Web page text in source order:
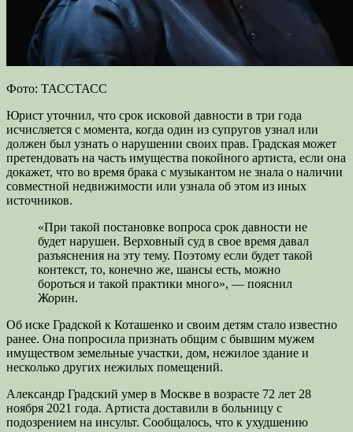
Фото: ТАССТАСС
Юрист уточнил, что срок исковой давности в три года
исчисляется с момента, когда один из супругов узнал или
должен был узнать о нарушении своих прав. Градская может
претендовать на часть имущества покойного артиста, если она
докажет, что во время брака с музыкантом не знала о наличии
совместной недвижимости или узнала об этом из иных
источников.
«При такой постановке вопроса срок давности не
будет нарушен. Верховный суд в свое время давал
разъяснения на эту тему. Поэтому если будет такой
контекст, то, конечно же, шансы есть, можно
бороться и такой практики много», — пояснил
Жорин.
Об иске Градской к Коташенко и своим детям стало известно
ранее. Она попросила признать общим с бывшим мужем
имуществом земельные участки, дом, нежилое здание и
несколько других нежилых помещений.
Александр Градский умер в Москве в возрасте 72 лет 28
ноября 2021 года. Артиста доставили в больницу с
подозрением на инсульт. Сообщалось, что к ухудшению